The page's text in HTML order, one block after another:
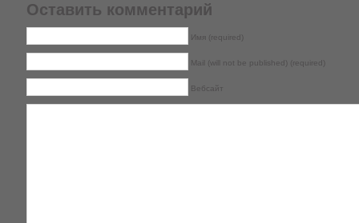
Оставить комментарий
Имя (required)
Mail (will not be published) (required)
Вебсайт